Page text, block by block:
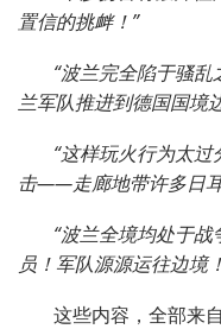
置信的挑衅！”
“波兰完全陷于骚
兰军队推进到德国国境
“这样玩火行为太
击——走廊地带许多日
“波兰全境均处于
员！军队源源运往边境
这些内容，全部来